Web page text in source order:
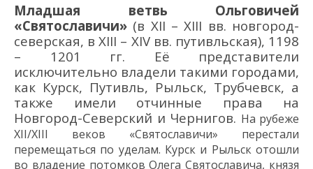
Младшая ветвь Ольговичей
«Святославичи» (в XII – XIII вв. новгород-
северская, в XIII – XIV вв. путивльская), 1198
– 1201 гг. Её представители
исключительно владели такими городами,
как Курск, Путивль, Рыльск, Трубчевск, а
также имели отчинные права на
Новгород-Северский и Чернигов. На рубеже
XII/XIII веков «Святославичи» перестали
перемещаться по уделам. Курск и Рыльск отошли
во владение потомков Олега Святославича, князя